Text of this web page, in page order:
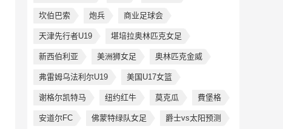
坎伯巴索 炮兵 商业足球会
天津先行者U19 堪培拉奥林匹克女足
新西伯利亚 美洲狮女足 奥林匹克金威
弗雷姆乌法利尔U19 美国U17女篮
谢格尔凯特马 纽约红牛 莫克瓜 費堡格
安道尔FC 佛蒙特绿队女足 爵士vs太阳预测